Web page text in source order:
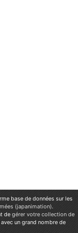
base de données sur les
(japanimation).
de gérer votre collection de
un grand nombre de